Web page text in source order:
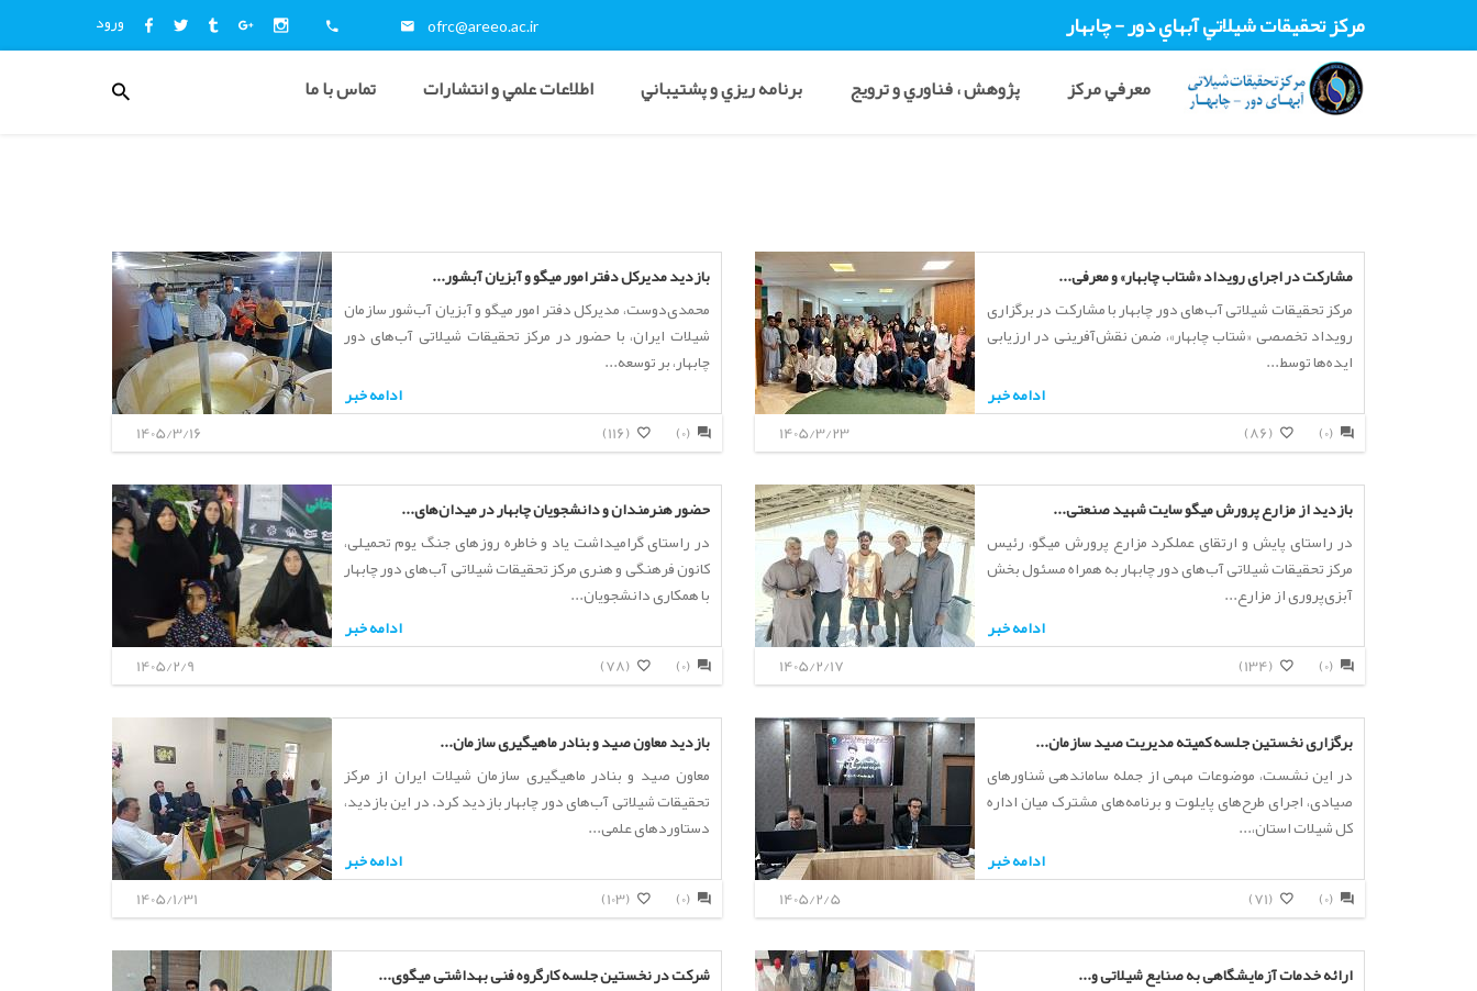
ورود ofrc@areeo.ac.ir مرکز تحقيقات شيلاتي آبهاي دور - چابهار
منوی
کاربری
معرفي مرکز پژوهش ، فناوري و ترويج برنامه ريزي و پشتيباني اطلاعات علمي و انتشارات تماس با ما
مشارکت در اجرای رویداد «شتاب چابهار» و معرفی...
مرکز تحقیقات شیلاتی آب‌های دور چابهار با مشارکت در برگزاری
رویداد تخصصی «شتاب چابهار»، ضمن نقش‌آفرینی در ارزیابی
ایده‌ها توسط...
ادامه خبر
1405/3/23
(86) (0)
بازدید مدیرکل دفتر امور میگو و آبزیان آبشور...
محمدی‌دوست، مدیرکل دفتر امور میگو و آبزیان آب‌شور سازمان
شیلات ایران، با حضور در مرکز تحقیقات شیلاتی آب‌های دور
چابهار، بر توسعه...
ادامه خبر
1405/3/16
(116) (0)
بازدید از مزارع پرورش میگو سایت شهید صنعتی...
در راستای پایش و ارتقای عملکرد مزارع پرورش میگو، رئیس
مرکز تحقیقات شیلاتی آب‌های دور چابهار به همراه مسئول بخش
آبزی‌پروری از مزارع...
ادامه خبر
1405/2/17
(134) (0)
حضور هنرمندان و دانشجویان چابهار در میدان‌های...
در راستای گرامیداشت یاد و خاطره روزهای جنگ یوم تحمیلی،
کانون فرهنگی و هنری مرکز تحقیقات شیلاتی آب‌های دور چابهار
با همکاری دانشجویان...
ادامه خبر
1405/2/9
(78) (0)
برگزاری نخستین جلسه کمیته مدیریت صید سازمان...
در این نشست، موضوعات مهمی از جمله ساماندهی شناورهای
صیادی، اجرای طرح‌های پایلوت و برنامه‌های مشترک میان اداره
کل شیلات استان،...
ادامه خبر
1405/2/5
(71) (0)
بازدید معاون صید و بنادر ماهیگیری سازمان...
معاون صید و بنادر ماهیگیری سازمان شیلات ایران از مرکز
تحقیقات شیلاتی آب‌های دور چابهار بازدید کرد. در این بازدید،
دستاوردهای علمی...
ادامه خبر
1405/1/31
(103) (0)
ارائه خدمات آزمایشگاهی به صنایع شیلاتی و...
شرکت در نخستین جلسه کارگروه فنی بهداشتی میگوی...